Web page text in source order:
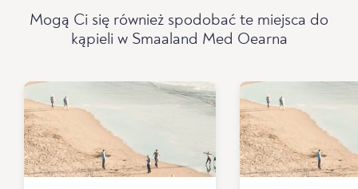
Mogą Ci się również spodobać te miejsca do
kąpieli w Smaaland Med Oearna